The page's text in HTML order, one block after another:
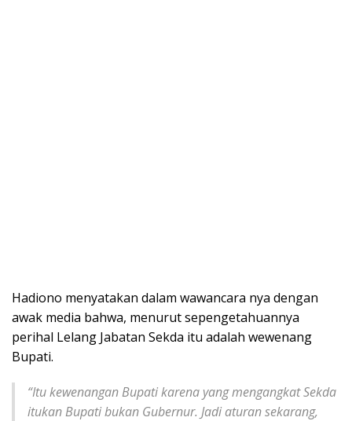
Hadiono menyatakan dalam wawancara nya dengan
awak media bahwa, menurut sepengetahuannya
perihal Lelang Jabatan Sekda itu adalah wewenang
Bupati.
“Itu kewenangan Bupati karena yang mengangkat Sekda
itukan Bupati bukan Gubernur. Jadi aturan sekarang,